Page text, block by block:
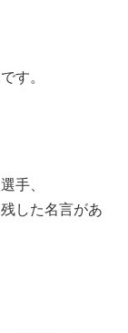
す。
手、
した名言があ